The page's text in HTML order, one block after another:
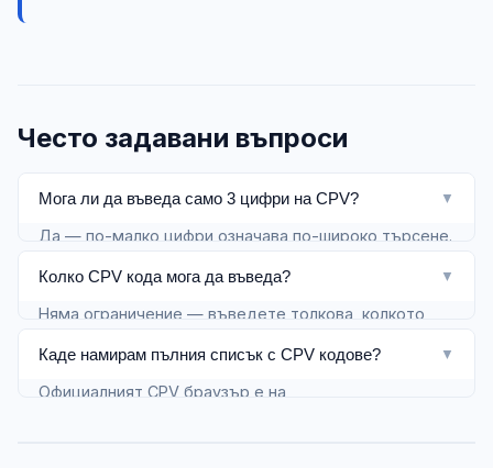
Често задавани въпроси
Мога ли да въведа само 3 цифри на CPV? ▼
Да — по-малко цифри означава по-широко търсене.
Препоръчваме поне 5 цифри за по-добра
прецизност.
Колко CPV кода мога да въведа? ▼
Няма ограничение — въведете толкова, колкото
Каде намирам пълния списък с CPV кодове? ▼
Официалният CPV браузър е на